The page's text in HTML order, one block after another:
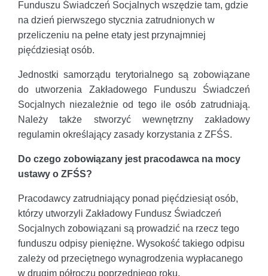
Funduszu Świadczeń Socjalnych wszędzie tam, gdzie
na dzień pierwszego stycznia zatrudnionych w
przeliczeniu na pełne etaty jest przynajmniej
pięćdziesiąt osób.
Jednostki samorządu terytorialnego są zobowiązane
do utworzenia Zakładowego Funduszu Świadczeń
Socjalnych niezależnie od tego ile osób zatrudniają.
Należy także stworzyć wewnętrzny zakładowy
regulamin określający zasady korzystania z ZFŚS.
Do czego zobowiązany jest pracodawca na mocy
ustawy o ZFŚS?
Pracodawcy zatrudniający ponad pięćdziesiąt osób,
którzy utworzyli Zakładowy Fundusz Świadczeń
Socjalnych zobowiązani są prowadzić na rzecz tego
funduszu odpisy pieniężne. Wysokość takiego odpisu
zależy od przeciętnego wynagrodzenia wypłacanego
w drugim półroczu poprzedniego roku.